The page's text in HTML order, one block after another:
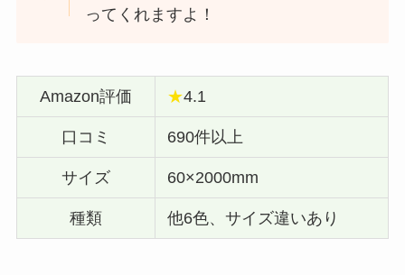
ってくれますよ！
Amazon評価 ★4.1
口コミ 690件以上
サイズ 60×2000mm
種類 他6色、サイズ違いあり